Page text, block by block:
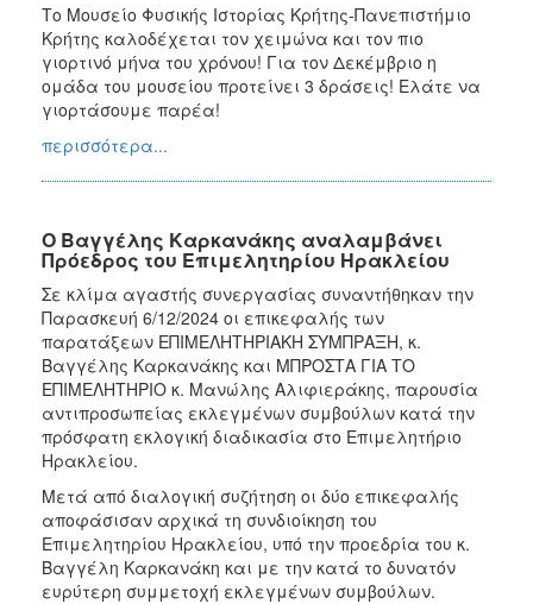
Το Μουσείο Φυσικής Ιστορίας Κρήτης-Πανεπιστήμιο
Κρήτης καλοδέχεται τον χειμώνα και τον πιο
γιορτινό μήνα του χρόνου! Για τον Δεκέμβριο η
ομάδα του μουσείου προτείνει 3 δράσεις! Ελάτε να
γιορτάσουμε παρέα!
περισσότερα...
Ο Βαγγέλης Καρκανάκης αναλαμβάνει
Πρόεδρος του Επιμελητηρίου Ηρακλείου
Σε κλίμα αγαστής συνεργασίας συναντήθηκαν την
Παρασκευή 6/12/2024 οι επικεφαλής των
παρατάξεων ΕΠΙΜΕΛΗΤΗΡΙΑΚΗ ΣΥΜΠΡΑΞΗ, κ.
Βαγγέλης Καρκανάκης και ΜΠΡΟΣΤΑ ΓΙΑ ΤΟ
ΕΠΙΜΕΛΗΤΗΡΙΟ κ. Μανώλης Αλιφιεράκης, παρουσία
αντιπροσωπείας εκλεγμένων συμβούλων κατά την
πρόσφατη εκλογική διαδικασία στο Επιμελητήριο
Ηρακλείου.
Μετά από διαλογική συζήτηση οι δύο επικεφαλής
αποφάσισαν αρχικά τη συνδιοίκηση του
Επιμελητηρίου Ηρακλείου, υπό την προεδρία του κ.
Βαγγέλη Καρκανάκη και με την κατά το δυνατόν
ευρύτερη συμμετοχή εκλεγμένων συμβούλων.